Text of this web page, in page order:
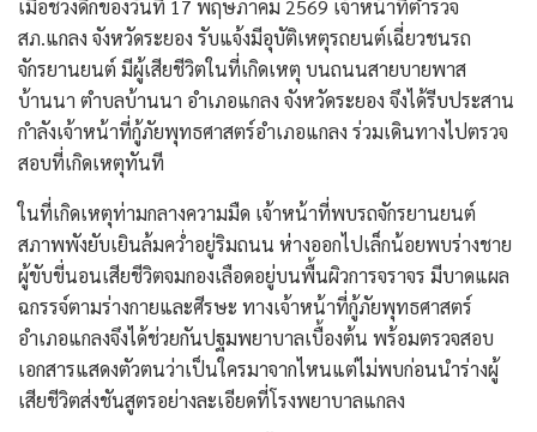
​เมื่อช่วงดึกของวันที่ 17 พฤษภาคม 2569 เจ้าหน้าที่ตำรวจ
สภ.แกลง จังหวัดระยอง รับแจ้งมีอุบัติเหตุรถยนต์เฉี่ยวชนรถ
จักรยานยนต์ มีผู้เสียชีวิตในที่เกิดเหตุ บนถนนสายบายพาส
บ้านนา ตำบลบ้านนา อำเภอแกลง จังหวัดระยอง จึงได้รีบประสาน
กำลังเจ้าหน้าที่กู้ภัยพุทธศาสตร์อำเภอแกลง ร่วมเดินทางไปตรวจ
สอบที่เกิดเหตุทันที
​ในที่เกิดเหตุท่ามกลางความมืด เจ้าหน้าที่พบรถจักรยานยนต์
สภาพพังยับเยินล้มคว่ำอยู่ริมถนน ห่างออกไปเล็กน้อยพบร่างชาย
ผู้ขับขี่นอนเสียชีวิตจมกองเลือดอยู่บนพื้นผิวการจราจร มีบาดแผล
ฉกรรจ์ตามร่างกายและศีรษะ ทางเจ้าหน้าที่กู้ภัยพุทธศาสตร์
อำเภอแกลงจึงได้ช่วยกันปฐมพยาบาลเบื้องต้น พร้อมตรวจสอบ
เอกสารแสดงตัวตนว่าเป็นใครมาจากไหนแต่ไม่พบก่อนนำร่างผู้
เสียชีวิตส่งชันสูตรอย่างละเอียดที่โรงพยาบาลแกลง